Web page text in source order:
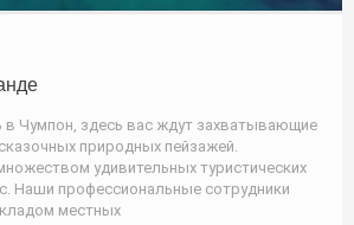
Чумпон, здесь вас ждут захватывающие
природных пейзажей.
удивительных туристических
Наши профессиональные сотрудники
местных